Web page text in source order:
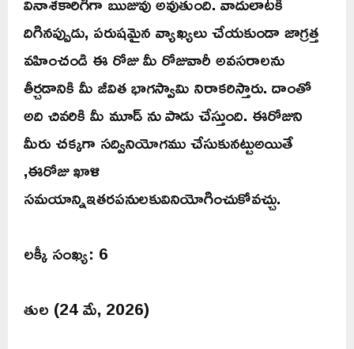
దిగినప్పుడు, పరుషమైన వ్యాఖ్యలు చేయకుండా జాగ్రత్త
వహించండి ఈ రోజు మీ రోజువారీ అవసరాలను
తీర్చడానికి మీ జీవిత భాగస్వామి నిరాకరిస్తారు. దాంతో
అది చివరికి మీ మూడ్ ను పాడు చేస్తుంది. ఈరోజుని
మీరు చక్కగా సద్వినియోగము చేసుకునట్టుఅయితే
,ఈరోజు ఖాళి
సమయాన్నిఇతరపనులకువినియోగించుకోవచ్చు.
లక్కీ సంఖ్య: 6
తుల (24 మే, 2026)